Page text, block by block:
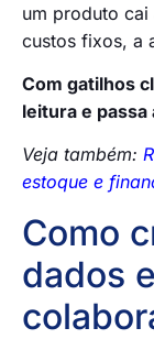
um produto
custos fixos, a
Com gatilhos
leitura e
Veja também:
estoque e
Como
dados